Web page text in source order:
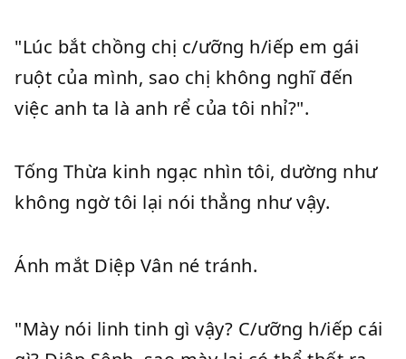
"Lúc bắt chồng chị c/ưỡng h/iếp em gái
ruột của mình, sao chị không nghĩ đến
việc anh ta là anh rể của tôi nhỉ?".
Tống Thừa kinh ngạc nhìn tôi, dường như
không ngờ tôi lại nói thẳng như vậy.
Ánh mắt Diệp Vân né tránh.
"Mày nói linh tinh gì vậy? C/ưỡng h/iếp cái